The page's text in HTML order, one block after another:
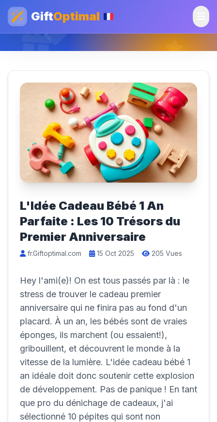
GiftOptimal
L'Idée Cadeau Bébé 1 An
Parfaite : Les 10 Trésors du
Premier Anniversaire
fr.Giftoptimal.com 15 Oct 2025 205 Vues
Hey l'ami(e)! On est tous passés par là : le
stress de trouver le cadeau premier
anniversaire qui ne finira pas au fond d'un
placard. À un an, les bébés sont de vraies
éponges, ils marchent (ou essaient!),
gribouillent, et découvrent le monde à la
vitesse de la lumière. L'idée cadeau bébé 1
an idéale doit donc soutenir cette explosion
de développement. Pas de panique ! En tant
que pro du dénichage de cadeaux, j'ai
sélectionné 10 pépites qui sont non